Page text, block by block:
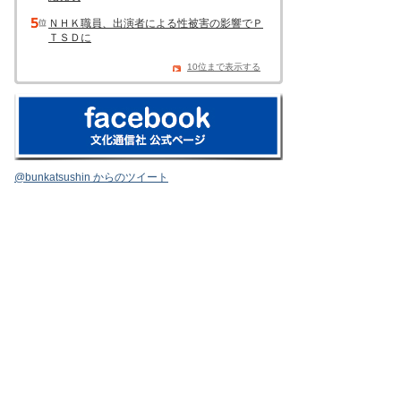
ＮＨＫ職員、出演者による性被害の影響でＰ
ＴＳＤに
10位まで表示する
@bunkatsushin からのツイート